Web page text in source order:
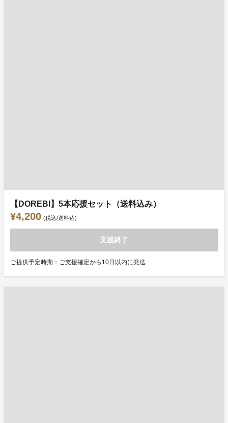
【DOREBI】5本応援セット（送料込み）
¥4,200 (税込/送料込)
支援終了
ご提供予定時期：ご支援確定から10日以内に発送